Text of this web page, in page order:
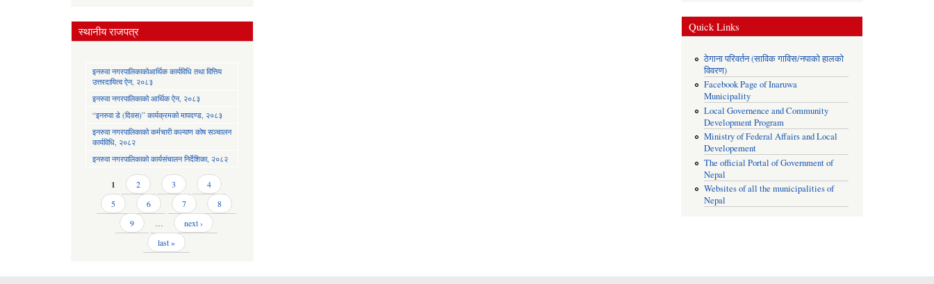
स्थानीय राजपत्र
इनरुवा नगरपालिकाकोआर्थिक कार्यविधि तथा वित्तिय
उत्तरदायित्व ऐन, २०८३
इनरुवा नगरपालिकाको आर्थिक ऐन, २०८३
“इनरुवा डे (दिवस)” कार्यक्रमको मापदण्ड, २०८३
इनरुवा नगरपालिकाको कर्मचारी कल्याण कोष सञ्चालन
कार्यविधि, २०८२
इनरुवा नगरपालिकाको कार्यसंचालन निर्देशिका, २०८२
Pages1 2 3
4
5
6 7
8
9
…
next ›
last »
Quick Links
ठेगाना परिवर्तन (साविक गाविस/नपाको हालको
विवरण)
Facebook Page of Inaruwa
Municipality
Local Governence and Community
Development Program
Ministry of Federal Affairs and Local
Developement
The official Portal of Government of
Nepal
Websites of all the municipalities of
Nepal